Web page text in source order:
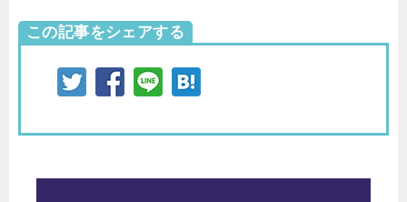
この記事をシェアする